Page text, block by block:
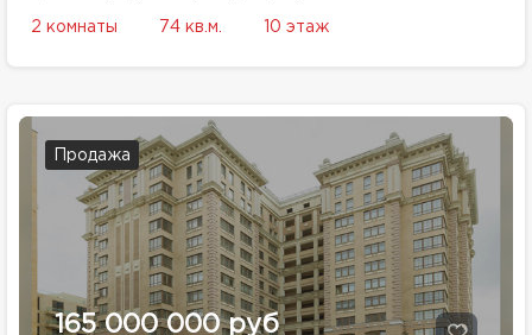
2 комнаты 74 кв.м. 10 этаж
Продажа
165 000 000 руб